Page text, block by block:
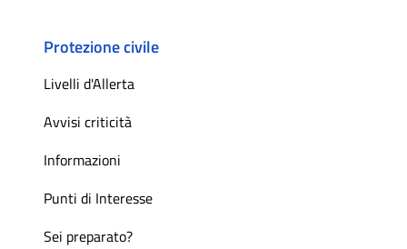
Protezione civile
Livelli d'Allerta
Avvisi criticità
Informazioni
Punti di Interesse
Sei preparato?